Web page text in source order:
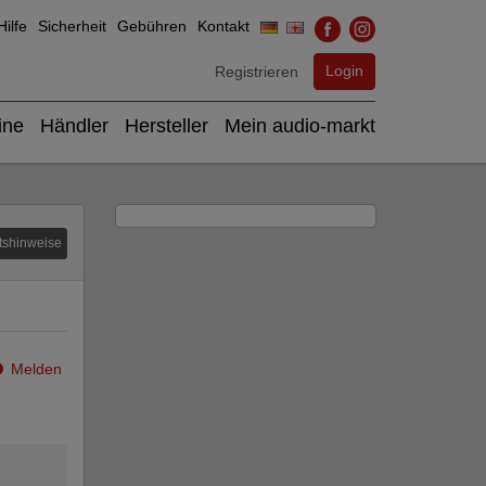
Sicherheit Gebühren Kontakt
Registrieren Login
Händler Hersteller Mein audio-markt
Melden